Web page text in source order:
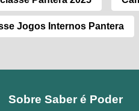
Jogos Internos Pantera
Sobre Saber é Poder